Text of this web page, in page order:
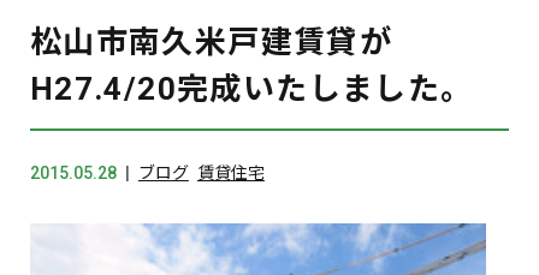
松山市南久米戸建賃貸が
H27.4/20完成いたしました。
2015.05.28 ブログ 賃貸住宅